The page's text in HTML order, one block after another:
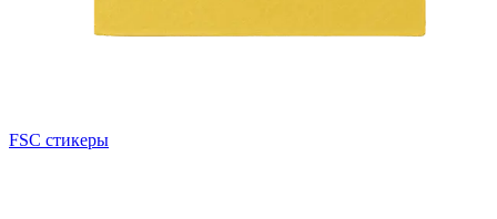
FSC стикеры